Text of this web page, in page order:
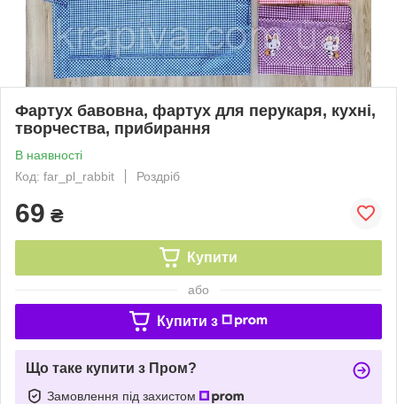
Фартух бавовна, фартух для перукаря, кухні,
творчества, прибирання
В наявності
Код: far_pl_rabbit
Роздріб
69 ₴
Купити
або
Купити з
Що таке купити з Пром?
Замовлення під захистом